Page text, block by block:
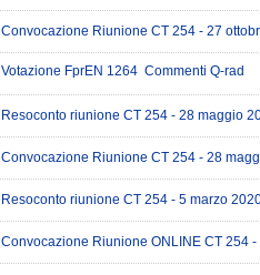
Convocazione Riunione CT 254 - 27
Votazione FprEN 1264  Commenti Q-rad
Resoconto riunione CT 254 - 28 maggio
Convocazione Riunione CT 254 - 28
Resoconto riunione CT 254 - 5 marzo
Convocazione Riunione ONLINE CT 254